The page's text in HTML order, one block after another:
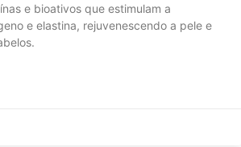
e bioativos que estimulam a
e elastina, rejuvenescendo a pele e